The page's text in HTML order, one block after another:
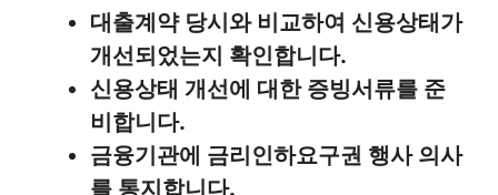
대출계약 당시와 비교하여 신용상태가
개선되었는지 확인합니다.
신용상태 개선에 대한 증빙서류를 준
비합니다.
금융기관에 금리인하요구권 행사 의사
를 통지합니다.